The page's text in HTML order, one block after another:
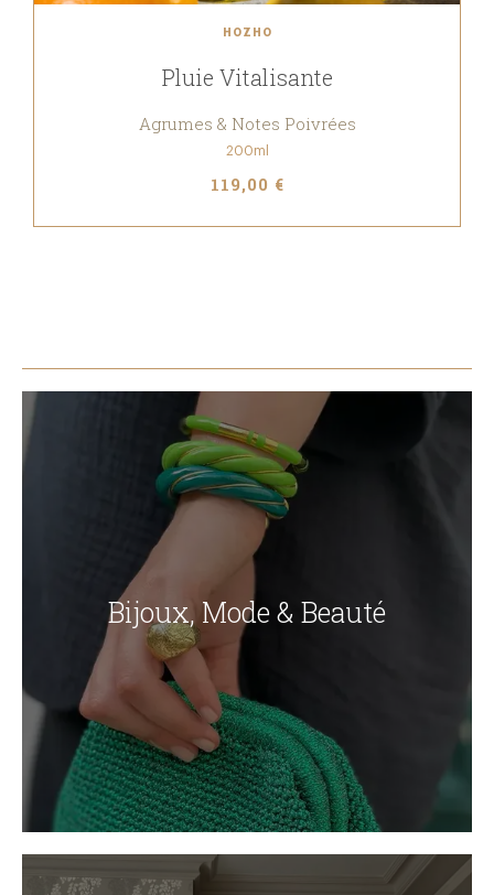
HOZHO
Pluie Vitalisante
Agrumes & Notes Poivrées
200ml
119,00 €
Bijoux, Mode & Beauté